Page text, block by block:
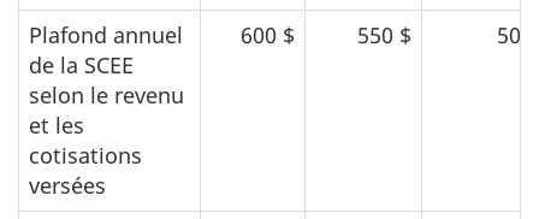
Plafond annuel
de la SCEE
selon le revenu
et les
cotisations
versées
600 $ 550 $ 500